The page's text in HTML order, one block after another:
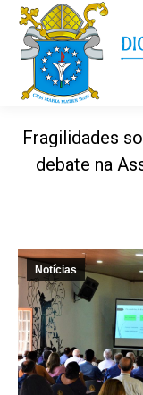
Fragilidades
debate na
Notícias